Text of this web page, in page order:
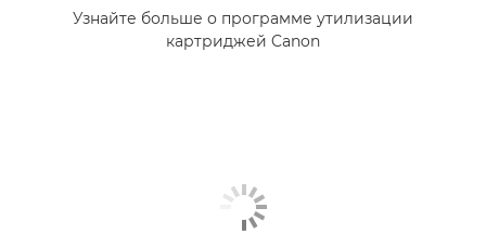
Узнайте больше о программе утилизации
картриджей Canon